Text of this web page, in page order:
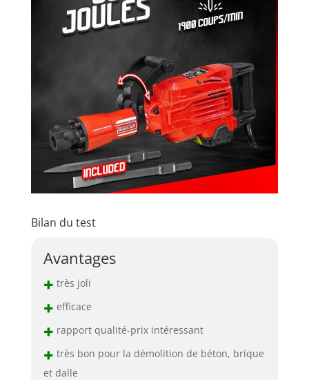
Bilan du test
Avantages
+ très joli
+ efficace
+ rapport qualité-prix intéressant
+ très bon pour la démolition de béton, brique
et dalle